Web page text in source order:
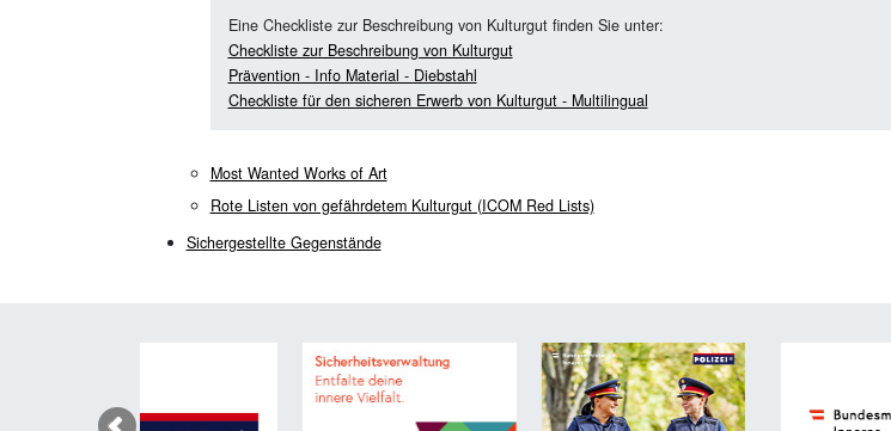
Eine Checkliste zur Beschreibung von Kulturgut finden Sie unter:
Checkliste zur Beschreibung von Kulturgut
Prävention - Info Material - Diebstahl
Checkliste für den sicheren Erwerb von Kulturgut - Multilingual
Most Wanted Works of Art
Rote Listen von gefährdetem Kulturgut (ICOM Red Lists)
Sichergestellte Gegenstände